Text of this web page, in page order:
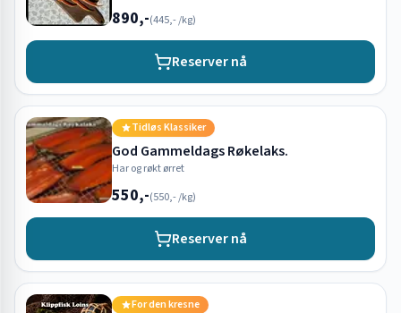
890,-(445,-/kg)
Reserver nå
Tidløs Klassiker
God Gammeldags Røkelaks.
Har og røkt ørret
550,-(550,-/kg)
Reserver nå
For den kresne